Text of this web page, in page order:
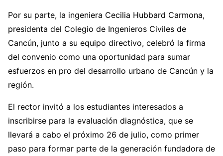
Por su parte, la ingeniera Cecilia Hubbard Carmona,
presidenta del Colegio de Ingenieros Civiles de
Cancún, junto a su equipo directivo, celebró la firma
del convenio como una oportunidad para sumar
esfuerzos en pro del desarrollo urbano de Cancún y la
región.
El rector invitó a los estudiantes interesados a
inscribirse para la evaluación diagnóstica, que se
llevará a cabo el próximo 26 de julio, como primer
paso para formar parte de la generación fundadora de